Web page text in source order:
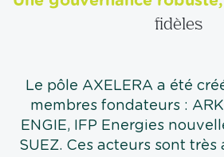
fidèles
Le pôle AXELERA a été
membres fondateurs :
ENGIE, IFP Energies
SUEZ. Ces acteurs sont